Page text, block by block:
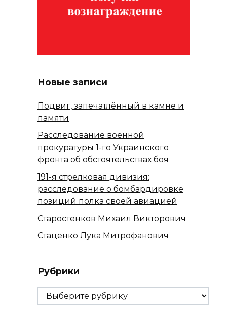
Новые записи
Подвиг, запечатлённый в камне и
памяти
Расследование военной
прокуратуры 1-го Украинского
фронта об обстоятельствах боя
191-я стрелковая дивизия:
расследование о бомбардировке
позиций полка своей авиацией
Старостенков Михаил Викторович
Стаценко Лука Митрофанович
Рубрики
Рубрики